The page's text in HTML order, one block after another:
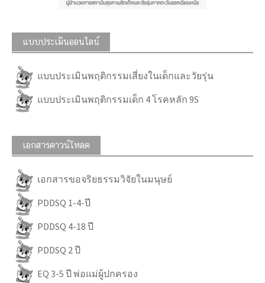
แบบประเมินออนไลน์
แบบประเมินพฤติกรรมเสี่ยงในเด็กและวัยรุ่น
แบบประเมินพฤติกรรมเด็ก 4 โรคหลัก 9S
เอกสารดาวน์โหลด
เอกสารขอจริยธรรมวิจัยในมนุษย์
PDDSQ 1-4-ปี
PDDSQ 4-18 ปี
PDDSQ 2 ปี
EQ 3-5 ปี พ่อแม่ผู้ปกครอง